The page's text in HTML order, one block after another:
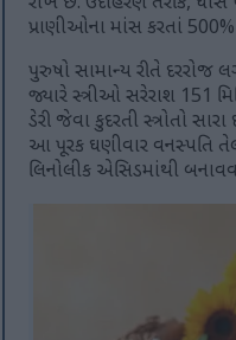
પ્રાણીઓના માંસ કરતાં
પુરુષો સામાન્ય રીતે દરરોજ
જ્યારે સ્ત્રીઓ સરેરાશ 151
ડેરી જેવા કુદરતી સ્ત્રોતો
આ પૂરક ઘણીવાર વનસ્પતિ
લિનોલીક એસિડમાંથી